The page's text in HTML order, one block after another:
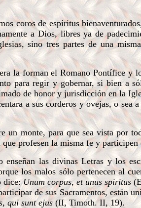
coros de espíritus
a Dios, libres ya de
sino tres partes de una
la forman el Romano Pontífice y
para regir y gobernar, si bien a
de honor y jurisdicción en la
a sus corderos y ovejas, o sea
monte, para que sea vista por
profesen la misma fe y participen
las divinas Letras y los
los malos sólo pertenecen al
dice:Unum corpus, et unus spiritus
de sus Sacramentos, están
qui sunt ejus(II, Timoth. II, 19).